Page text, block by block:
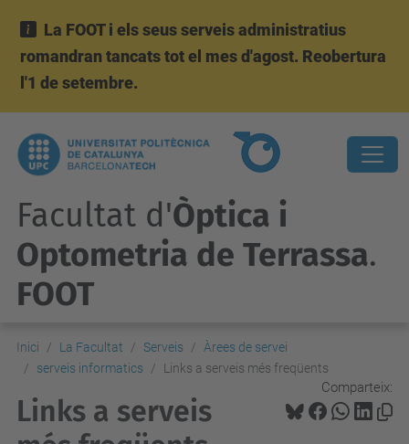
La FOOT i els seus serveis administratius
romandran tancats tot el mes d'agost. Reobertura
l'1 de setembre.
Facultat d'Òptica i
Optometria de Terrassa.
FOOT
Inici La Facultat Serveis
Àrees de servei
serveis informatics
Links a serveis més freqüents
Comparteix:
Links a serveis